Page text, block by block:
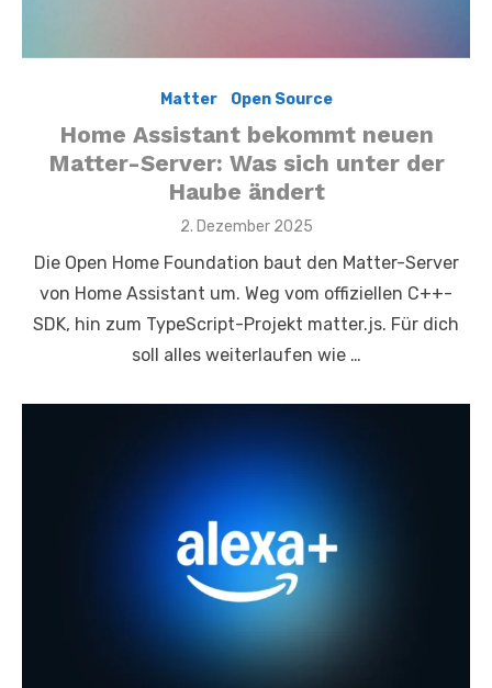
Matter, Open Source
Home Assistant bekommt neuen
Matter-Server: Was sich unter der
Haube ändert
Posted
2. Dezember 2025
Die Open Home Foundation baut den Matter-Server
von Home Assistant um. Weg vom offiziellen C++-
SDK, hin zum TypeScript-Projekt matter.js. Für dich
soll alles weiterlaufen wie …